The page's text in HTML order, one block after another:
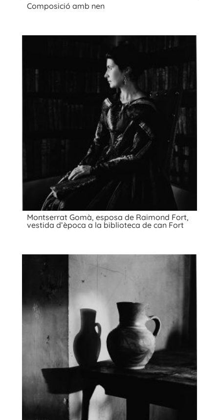
Composició amb nen
Montserrat Gomà, esposa de Raimond Fort,
vestida d’època a la biblioteca de can Fort